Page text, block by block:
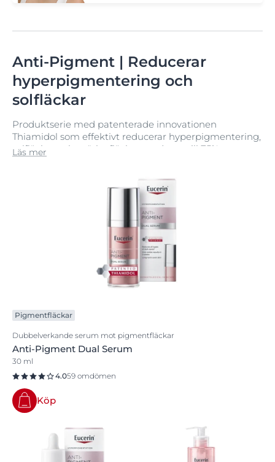
Anti-Pigment | Reducerar
hyperpigmentering och
solfläckar
Produktserie med patenterade innovationen
Thiamidol som effektivt reducerar hyperpigmentering,
solfläckar och mörka fläckar med upp till 75% samt
Läs mer
Pigmentfläckar
Dubbelverkande serum mot pigmentfläckar
Anti-Pigment Dual Serum
30 ml
4.059 omdömen
Köp